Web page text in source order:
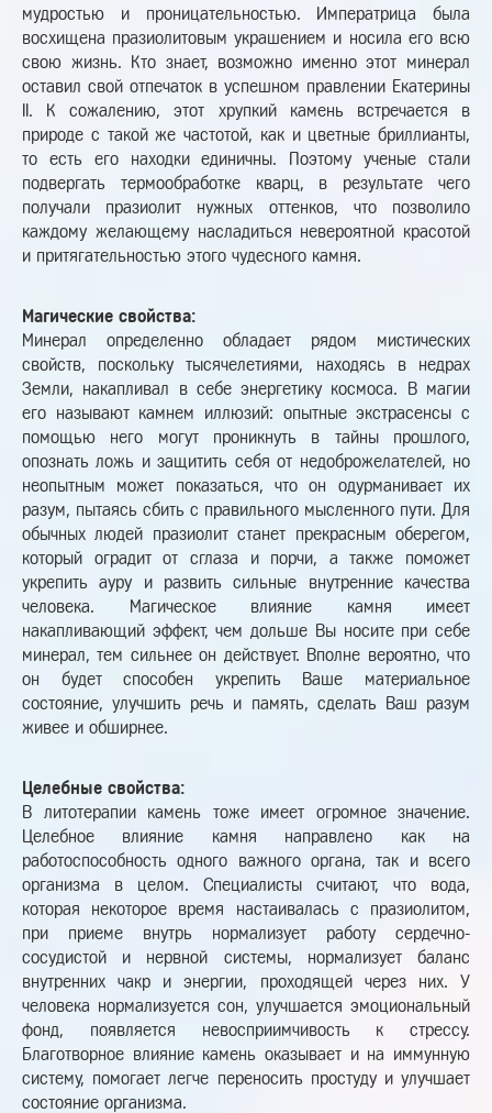
мудростью и проницательностью. Императрица была
восхищена празиолитовым украшением и носила его всю
свою жизнь. Кто знает, возможно именно этот минерал
оставил свой отпечаток в успешном правлении Екатерины
II. К сожалению, этот хрупкий камень встречается в
природе с такой же частотой, как и цветные бриллианты,
то есть его находки единичны. Поэтому ученые стали
подвергать термообработке кварц, в результате чего
получали празиолит нужных оттенков, что позволило
каждому желающему насладиться невероятной красотой
и притягательностью этого чудесного камня.
Магические свойства:
Минерал определенно обладает рядом мистических
свойств, поскольку тысячелетиями, находясь в недрах
Земли, накапливал в себе энергетику космоса. В магии
его называют камнем иллюзий: опытные экстрасенсы с
помощью него могут проникнуть в тайны прошлого,
опознать ложь и защитить себя от недоброжелателей, но
неопытным может показаться, что он одурманивает их
разум, пытаясь сбить с правильного мысленного пути. Для
обычных людей празиолит станет прекрасным оберегом,
который оградит от сглаза и порчи, а также поможет
укрепить ауру и развить сильные внутренние качества
человека. Магическое влияние камня имеет
накапливающий эффект, чем дольше Вы носите при себе
минерал, тем сильнее он действует. Вполне вероятно, что
он будет способен укрепить Ваше материальное
состояние, улучшить речь и память, сделать Ваш разум
живее и обширнее.
Целебные свойства:
В литотерапии камень тоже имеет огромное значение.
Целебное влияние камня направлено как на
работоспособность одного важного органа, так и всего
организма в целом. Специалисты считают, что вода,
которая некоторое время настаивалась с празиолитом,
при приеме внутрь нормализует работу сердечно-
сосудистой и нервной системы, нормализует баланс
внутренних чакр и энергии, проходящей через них. У
человека нормализуется сон, улучшается эмоциональный
фонд, появляется невосприимчивость к стрессу.
Благотворное влияние камень оказывает и на иммунную
систему, помогает легче переносить простуду и улучшает
состояние организма.